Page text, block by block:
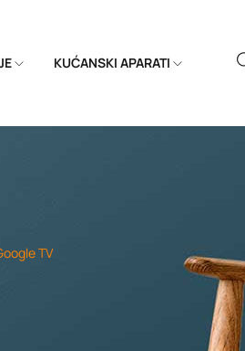
KUĆANSKI APARATI
TV